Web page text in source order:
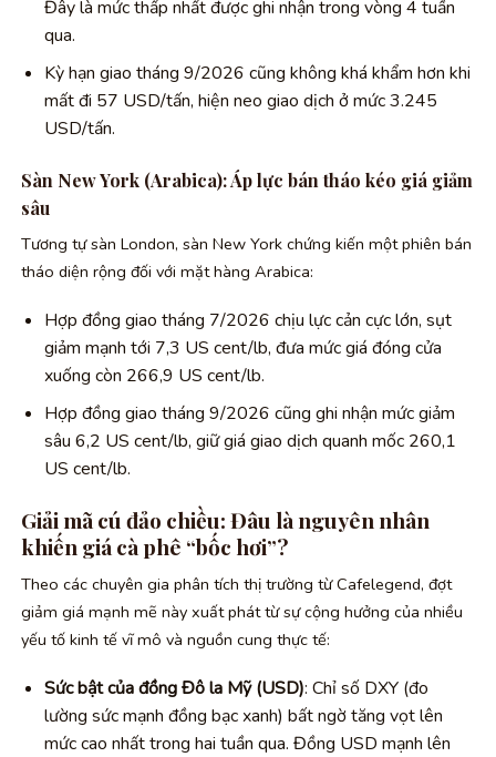
Đây là mức thấp nhất được ghi nhận trong vòng 4 tuần
qua.
Kỳ hạn giao tháng 9/2026 cũng không khá khẩm hơn khi
mất đi 57 USD/tấn, hiện neo giao dịch ở mức 3.245
USD/tấn.
Sàn New York (Arabica): Áp lực bán tháo kéo giá giảm
sâu
Tương tự sàn London, sàn New York chứng kiến một phiên bán
tháo diện rộng đối với mặt hàng Arabica:
Hợp đồng giao tháng 7/2026 chịu lực cản cực lớn, sụt
giảm mạnh tới 7,3 US cent/lb, đưa mức giá đóng cửa
xuống còn 266,9 US cent/lb.
Hợp đồng giao tháng 9/2026 cũng ghi nhận mức giảm
sâu 6,2 US cent/lb, giữ giá giao dịch quanh mốc 260,1
US cent/lb.
Giải mã cú đảo chiều: Đâu là nguyên nhân
khiến giá cà phê “bốc hơi”?
Theo các chuyên gia phân tích thị trường từ Cafelegend, đợt
giảm giá mạnh mẽ này xuất phát từ sự cộng hưởng của nhiều
yếu tố kinh tế vĩ mô và nguồn cung thực tế:
Sức bật của đồng Đô la Mỹ (USD): Chỉ số DXY (đo
lường sức mạnh đồng bạc xanh) bất ngờ tăng vọt lên
mức cao nhất trong hai tuần qua. Đồng USD mạnh lên